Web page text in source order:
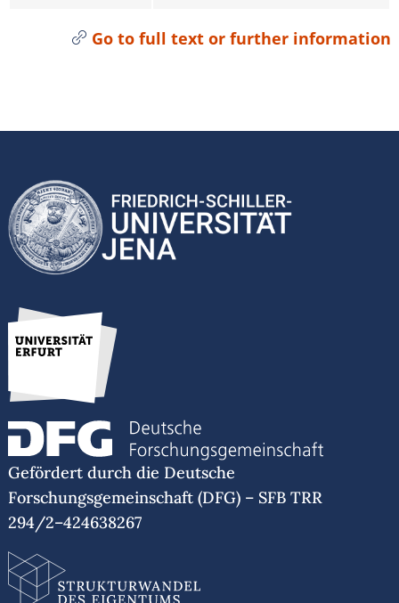
Go to full text or further information
Gefördert durch die Deutsche
Forschungsgemeinschaft (DFG) – SFB TRR
294/2–424638267